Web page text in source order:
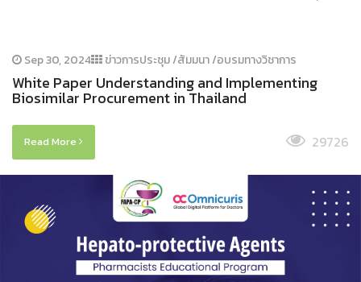
Sep 30, 2024 ข่าวการประชุม /สัมมนา /อบรมทางวิชาการ
White Paper Understanding and Implementing
Biosimilar Procurement in Thailand
Read More 29726